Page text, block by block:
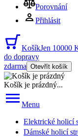
Porovnání
Přihlásit
KošíkJen 10000
do dopravy
zdarma Otevřít košík
Košík je prázdný...
Menu
Elektrické holicí
Dámské holicí